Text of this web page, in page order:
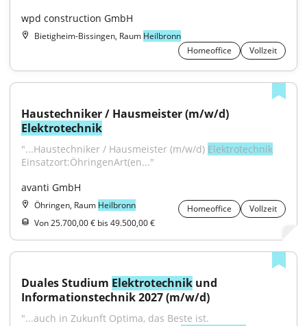
wpd construction GmbH
Bietigheim-Bissingen, Raum Heilbronn
Homeoffice
Vollzeit
Elektrotechnik
"...Haustechniker / Hausmeister (m/w/d) Elektrotechnik
Einsatzort:ÖhringenArt(en..."
avanti GmbH
Öhringen, Raum Heilbronn Homeoffice
Vollzeit
Von 25.700,00 € bis 49.500,00 €
Duales Studium Elektrotechnik und
Informationstechnik 2027 (m/w/d)
"...auch in Zukunft Optima, das Beste ist.